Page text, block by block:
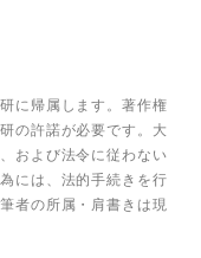
に帰属します。著作権
の許諾が必要です。大
および法令に従わない
には、法的手続きを行
者の所属・肩書きは現